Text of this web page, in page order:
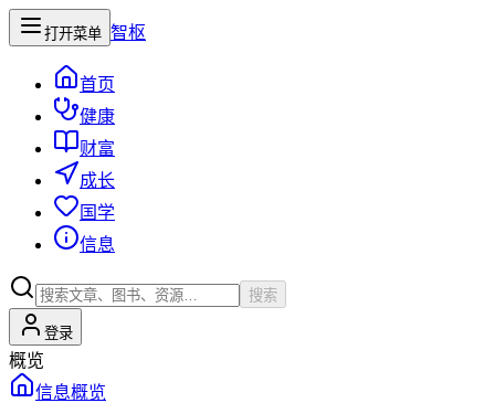
打开菜单 智枢
首页
健康
财富
成长
国学
信息
搜索
登录
概览
信息概览